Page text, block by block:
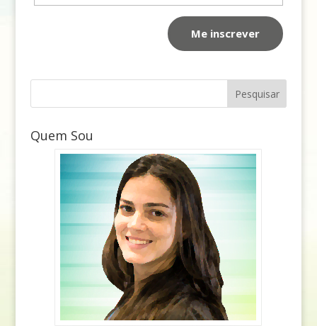
Quem Sou